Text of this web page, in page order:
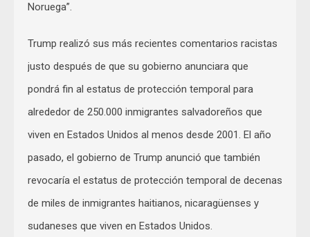
Noruega”.
Trump realizó sus más recientes comentarios racistas
justo después de que su gobierno anunciara que
pondrá fin al estatus de protección temporal para
alrededor de 250.000 inmigrantes salvadoreños que
viven en Estados Unidos al menos desde 2001. El año
pasado, el gobierno de Trump anunció que también
revocaría el estatus de protección temporal de decenas
de miles de inmigrantes haitianos, nicaragüenses y
sudaneses que viven en Estados Unidos.